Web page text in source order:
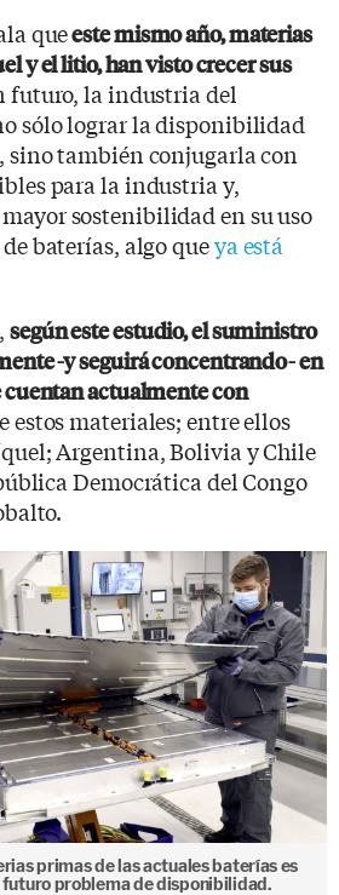
queeste mismo año, materias
y el litio, han visto crecer sus
futuro, la industria del
sólo lograr la disponibilidad
sino también conjugarla con
para la industria y,
sostenibilidad en su uso
baterías, algo queya está
según este estudio, el suministro
-y seguirá concentrando- en
cuentan actualmente con
estos materiales; entre ellos
Argentina, Bolivia y Chile
Democrática del Congo
primas de las actuales baterías es
futuro problema de disponibilidad.